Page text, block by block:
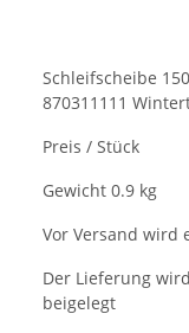
Schleifscheibe
870311111
Preis / Stück
Gewicht 0.9 kg
Vor Versand wird
Der Lieferung
beigelegt